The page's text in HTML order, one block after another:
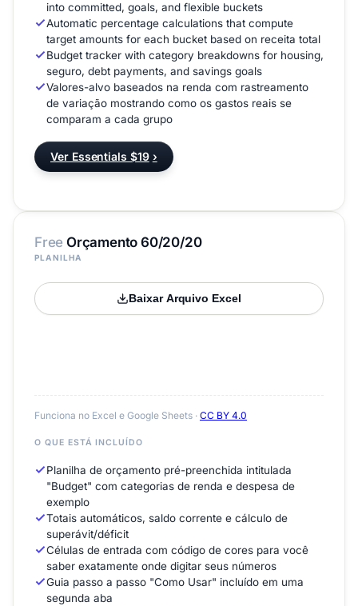
Free Orçamento 60/20/20
PLANILHA
Baixar Arquivo Excel
Funciona no Excel e Google Sheets · CC BY 4.0
O QUE ESTÁ INCLUÍDO
Planilha de orçamento pré-preenchida intitulada
"Budget" com categorias de renda e despesa de
exemplo
Totais automáticos, saldo corrente e cálculo de
superávit/déficit
Células de entrada com código de cores para você
saber exatamente onde digitar seus números
Guia passo a passo "Como Usar" incluído em uma
segunda aba
into committed, goals, and flexible buckets
Automatic percentage calculations that compute
target amounts for each bucket based on receita total
Budget tracker with category breakdowns for housing,
seguro, debt payments, and savings goals
Valores-alvo baseados na renda com rastreamento
de variação mostrando como os gastos reais se
comparam a cada grupo
Ver Essentials $19 ›